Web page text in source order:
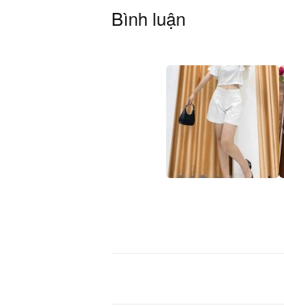
Bình luận